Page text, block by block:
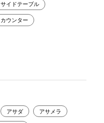
サイドテーブル
カウンター
アサダ アサメラ